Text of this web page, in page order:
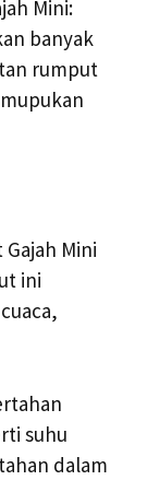
Mini:
banyak
rumput
Mini
ini
suhu
dalam